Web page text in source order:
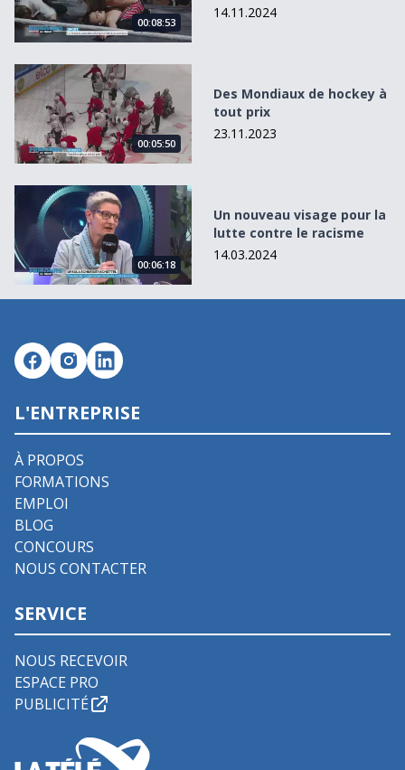
00:08:53
14.11.2024
Des Mondiaux de hockey à tout prix
00:05:50
Des Mondiaux de hockey à
tout prix
23.11.2023
Un nouveau visage pour la lutte contre le racisme
00:06:18
Un nouveau visage pour la
lutte contre le racisme
14.03.2024
L'ENTREPRISE
À PROPOS
FORMATIONS
EMPLOI
BLOG
CONCOURS
NOUS CONTACTER
SERVICE
NOUS RECEVOIR
ESPACE PRO
PUBLICITÉ